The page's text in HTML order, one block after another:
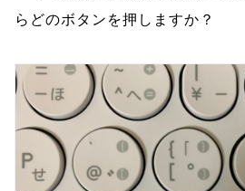
らどのボタンを押しますか？